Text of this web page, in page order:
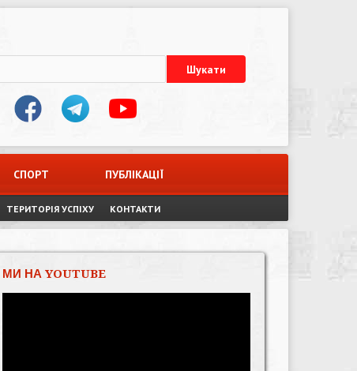
СПОРТ ПУБЛІКАЦІЇ
ТЕРИТОРІЯ УСПІХУ КОНТАКТИ
МИ НА YOUTUBE